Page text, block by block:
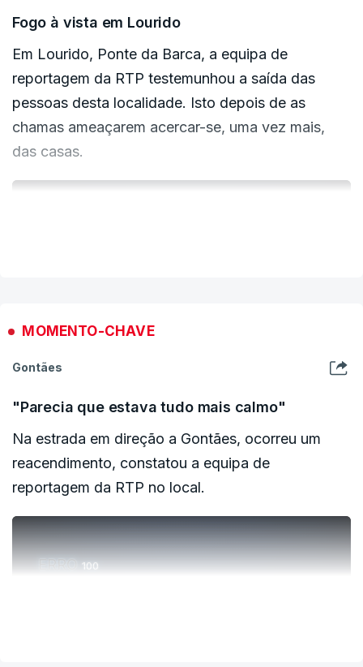
da Barca. Contudo, já perto das 23h00, o fogo
ameaçava descer a montanha na direção de
Lourido;
Até as 17h30 deste domingo, foram registadas
80 ocorrências, das quais 26 tiveram início
Fogo à vista em Lourido
Em Lourido, Ponte da Barca, a equipa de
reportagem da RTP testemunhou a saída das
pessoas desta localidade. Isto depois de as
chamas ameaçarem acercar-se, uma vez mais,
das casas.
MOMENTO-CHAVE
Gontães
"Parecia que estava tudo mais calmo"
Na estrada em direção a Gontães, ocorreu um
reacendimento, constatou a equipa de
reportagem da RTP no local.
ERRO100